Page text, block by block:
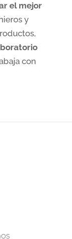
el mejor
y
con